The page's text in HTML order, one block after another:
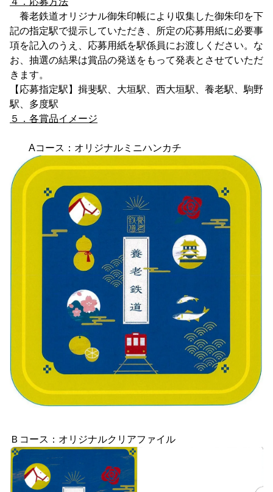
養老鉄道オリジナル御朱印帳により収集した御朱印を下
記の指定駅で提示していただき、所定の応募用紙に必要事
項を記入のうえ、応募用紙を駅係員にお渡しください。な
お、抽選の結果は賞品の発送をもって発表とさせていただ
きます。
【応募指定駅】揖斐駅、大垣駅、西大垣駅、養老駅、駒野
駅、多度駅
５．各賞品イメージ
Aコース：オリジナルミニハンカチ
Ｂコース：オリジナルクリアファイル